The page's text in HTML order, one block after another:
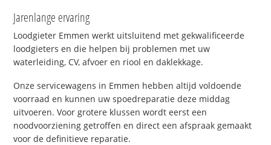
Jarenlange ervaring
Loodgieter Emmen werkt uitsluitend met gekwalificeerde
loodgieters en die helpen bij problemen met uw
waterleiding, CV, afvoer en riool en daklekkage.
Onze servicewagens in Emmen hebben altijd voldoende
voorraad en kunnen uw spoedreparatie deze middag
uitvoeren. Voor grotere klussen wordt eerst een
noodvoorziening getroffen en direct een afspraak gemaakt
voor de definitieve reparatie.